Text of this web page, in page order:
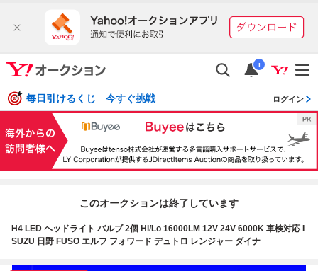
i
毎日引けるくじ 今すぐ挑戦 ログイン
このオークションは終了しています
H4 LED ヘッドライト バルブ 2個 Hi/Lo 16000LM 12V 24V 6000K 車検対応 I
SUZU 日野 FUSO エルフ フォワード デュトロ レンジャー ダイナ